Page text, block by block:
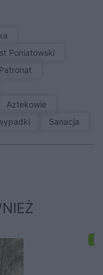
Poniatowski
patronat
Aztekowie
sanacja